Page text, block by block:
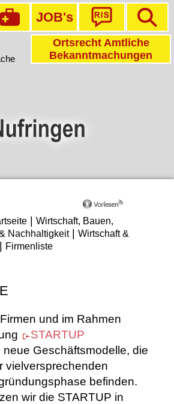
JOB's
Ortsrecht Amtliche
Bekanntmachungen
| Wirtschaft, Bauen,
Nachhaltigkeit| Wirtschaft &
Firmenliste
und im Rahmen
STARTUP
neue Geschäftsmodelle, die
vielversprechenden
befinden.
wir die STARTUP in